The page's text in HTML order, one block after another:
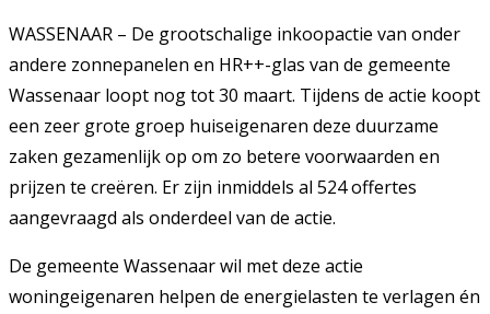
WASSENAAR – De grootschalige inkoopactie van onder
andere zonnepanelen en HR++-glas van de gemeente
Wassenaar loopt nog tot 30 maart. Tijdens de actie koopt
een zeer grote groep huiseigenaren deze duurzame
zaken gezamenlijk op om zo betere voorwaarden en
prijzen te creëren. Er zijn inmiddels al 524 offertes
aangevraagd als onderdeel van de actie.
De gemeente Wassenaar wil met deze actie
woningeigenaren helpen de energielasten te verlagen én